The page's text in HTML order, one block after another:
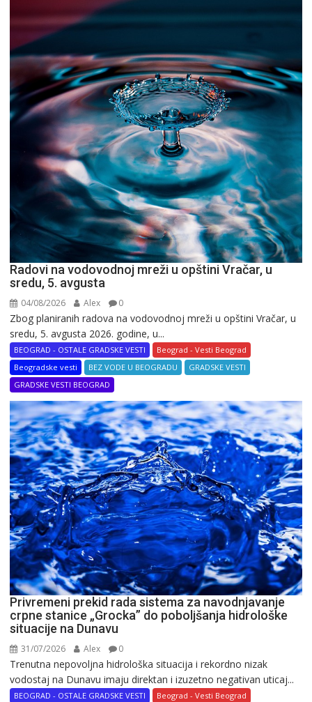
Radovi na vodovodnoj mreži u opštini Vračar, u
sredu, 5. avgusta
04/08/2026 Alex 0
Zbog planiranih radova na vodovodnoj mreži u opštini Vračar, u
sredu, 5. avgusta 2026. godine, u...
BEOGRAD - OSTALE GRADSKE VESTI
Beograd - Vesti Beograd
Beogradske vesti
BEZ VODE U BEOGRADU
GRADSKE VESTI
GRADSKE VESTI BEOGRAD
Privremeni prekid rada sistema za navodnjavanje
crpne stanice „Grocka” do poboljšanja hidrološke
situacije na Dunavu
31/07/2026 Alex 0
Trenutna nepovoljna hidrološka situacija i rekordno nizak
vodostaj na Dunavu imaju direktan i izuzetno negativan uticaj...
BEOGRAD - OSTALE GRADSKE VESTI
Beograd - Vesti Beograd